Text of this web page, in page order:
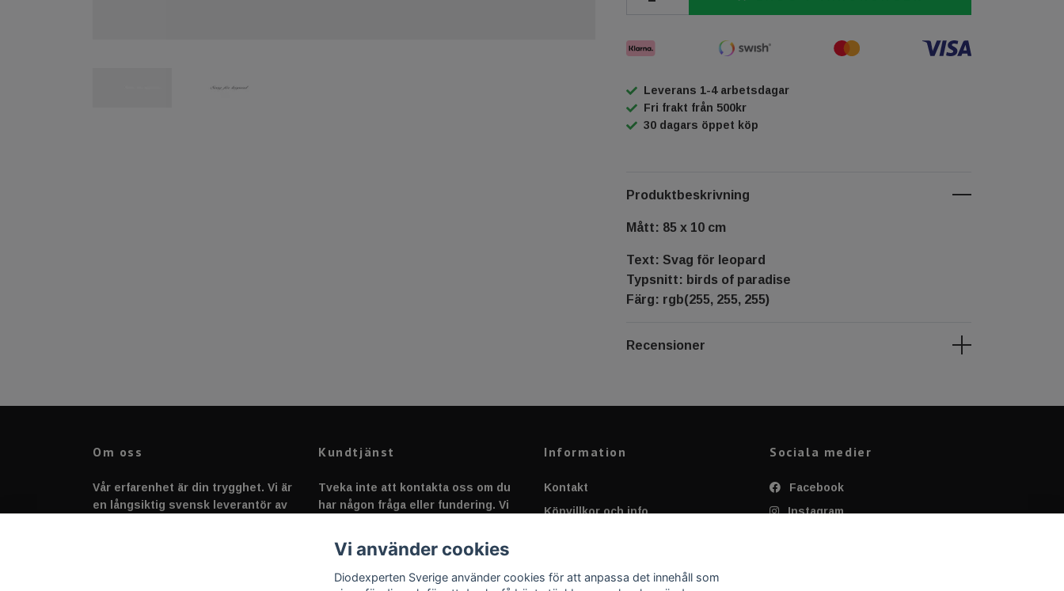
Leverans 1-4 arbetsdagar
Fri frakt från 500kr
30 dagars öppet köp
Produktbeskrivning
Mått: 85 x 10 cm
Text: Svag för leopard
Typsnitt: birds of paradise
Färg: rgb(255, 255, 255)
Recensioner
Om oss
Vår erfarenhet är din trygghet. Vi är
en långsiktig svensk leverantör av
Kundtjänst
Tveka inte att kontakta oss om du
har någon fråga eller fundering. Vi
Information
Kontakt
Köpvillkor och info
Applicering av Dekal
Sociala medier
Facebook
Instagram
Vi använder cookies
Diodexperten Sverige använder cookies för att anpassa det innehåll som